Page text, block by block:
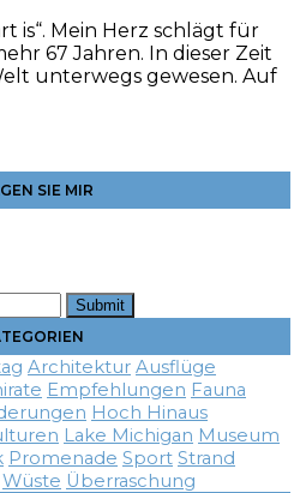
is“. Mein Herz schlägt für
67 Jahren. In dieser Zeit
unterwegs gewesen. Auf
SIE MIR
Submit
Architektur Ausflüge
Empfehlungen Fauna
Hoch Hinaus
Lake Michigan Museum
Promenade Sport Strand
Wüste Überraschung